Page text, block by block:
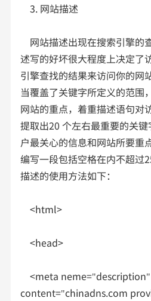
3. 网站描述
网站描述出现在搜索引擎的
述写的好坏很大程度上决定了
引擎查找的结果来访问你的网
当覆盖了关键字所定义的范围
网站的重点，着重描述语句对
提取出20 个左右最重要的关
户最关心的信息和网站所要重
编写一段包括空格在内不超过
描述的使用方法如下：
<html>
<head>
<meta neme="description"
content="chinadns.com